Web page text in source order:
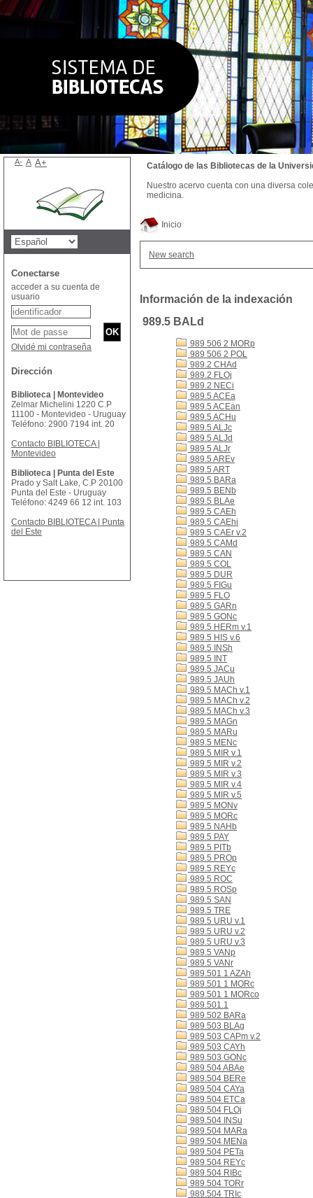
Inicio
New search
Información de la indexación
989.5 BALd
989 506 2 MORp
989 506 2 POL
989.2 CHAd
989.2 FLOj
989.2 NECi
989.5 ACEa
989.5 ACEan
989.5 ACHu
989.5 ALJc
989.5 ALJd
989.5 ALJr
989.5 AREv
989.5 ART
989.5 BARa
989.5 BENb
989.5 BLAe
989.5 CAEh
989.5 CAEhi
989.5 CAEr v.2
989.5 CAMd
989.5 CAN
989.5 COL
989.5 DUR
989.5 FIGu
989.5 FLO
989.5 GARn
989.5 GONc
989.5 HERm v.1
989.5 HIS v.6
989.5 INSh
989.5 INT
989.5 JACu
989.5 JAUh
989.5 MACh v.1
989.5 MACh v.2
989.5 MACh v.3
989.5 MAGn
989.5 MARu
989.5 MENc
989.5 MIR v.1
989.5 MIR v.2
989.5 MIR v.3
989.5 MIR v.4
989.5 MIR v.5
989.5 MONv
989.5 MORc
989.5 NAHb
989.5 PAY
989.5 PITb
989.5 PROp
989.5 REYc
989.5 ROC
989.5 ROSp
989.5 SAN
989.5 TRE
989.5 URU v.1
989.5 URU v.2
989.5 URU v.3
989.5 VANp
989.5 VANr
989.501 1 AZAh
989.501 1 MORc
989.501 1 MORco
989.501.1
989.502 BARa
989.503 BLAg
989.503 CAPm v.2
989.503 CAYh
989.503 GONc
989.504 ABAe
989.504 BERe
989.504 CAYa
989.504 ETCa
989.504 FLOj
989.504 INSu
989.504 MARa
989.504 MENa
989.504 PETa
989.504 REYc
989.504 RIBc
989.504 TORr
989.504 TRIc
Catálogo de las Bibliotecas de la
Nuestro acervo cuenta con una diversa
medicina.
A- A A+
Conectarse
acceder a su cuenta de
usuario
Olvidé mi contraseña
Dirección
Biblioteca | Montevideo
Zelmar Michelini 1220 C.P
11100 - Montevideo - Uruguay
Teléfono: 2900 7194 int. 20
Contacto BIBLIOTECA |
Montevideo
Biblioteca | Punta del Este
Prado y Salt Lake, C.P 20100
Punta del Este - Uruguay
Teléfono: 4249 66 12 int. 103
Contacto BIBLIOTECA | Punta
del Este